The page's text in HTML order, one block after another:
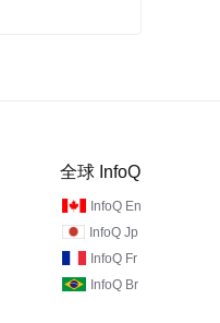
全球 InfoQ
InfoQ En
InfoQ Jp
InfoQ Fr
InfoQ Br